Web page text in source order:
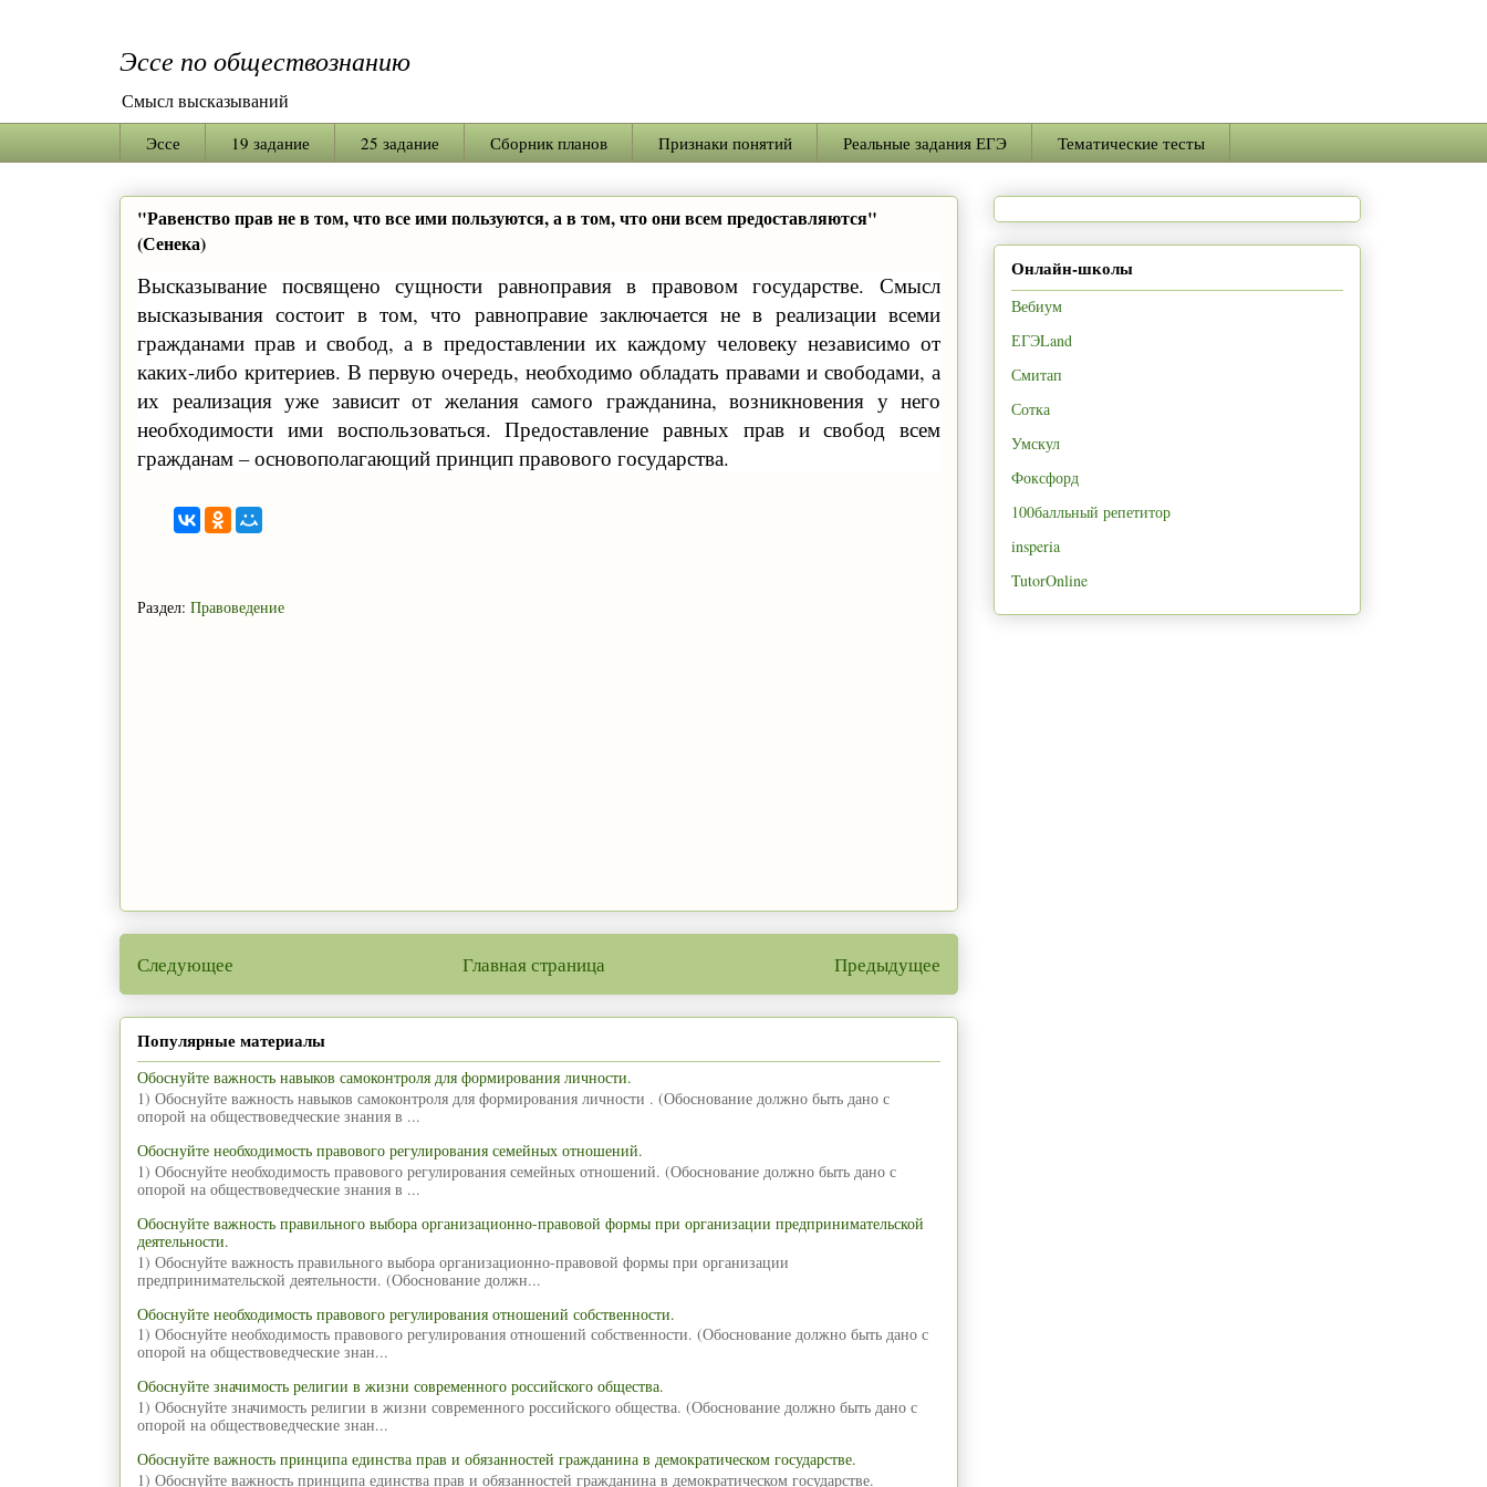
Эссе по обществознанию
Смысл высказываний
Эссе 19 задание 25 задание Сборник планов Признаки понятий Реальные задания ЕГЭ Тематические тесты
"Равенство прав не в том, что все ими пользуются, а в том, что они всем предоставляются"
(Сенека)
Высказывание посвящено сущности равноправия в правовом государстве. Смысл
высказывания состоит в том, что равноправие заключается не в реализации всеми
гражданами прав и свобод, а в предоставлении их каждому человеку независимо от
каких-либо критериев. В первую очередь, необходимо обладать правами и свободами, а
их реализация уже зависит от желания самого гражданина, возникновения у него
необходимости ими воспользоваться. Предоставление равных прав и свобод всем
гражданам – основополагающий принцип правового государства.
Раздел: Правоведение
Следующее Предыдущее
Главная страница
Популярные материалы
Обоснуйте важность навыков самоконтроля для формирования личности.
1) Обоснуйте важность навыков самоконтроля для формирования личности . (Обоснование должно быть дано с
опорой на обществоведческие знания в ...
Обоснуйте необходимость правового регулирования семейных отношений.
1) Обоснуйте необходимость правового регулирования семейных отношений. (Обоснование должно быть дано с
опорой на обществоведческие знания в ...
Обоснуйте важность правильного выбора организационно-правовой формы при организации предпринимательской
деятельности.
1) Обоснуйте важность правильного выбора организационно-правовой формы при организации
предпринимательской деятельности. (Обоснование должн...
Обоснуйте необходимость правового регулирования отношений собственности.
1) Обоснуйте необходимость правового регулирования отношений собственности. (Обоснование должно быть дано с
опорой на обществоведческие знан...
Обоснуйте значимость религии в жизни современного российского общества.
1) Обоснуйте значимость религии в жизни современного российского общества. (Обоснование должно быть дано с
опорой на обществоведческие знан...
Обоснуйте важность принципа единства прав и обязанностей гражданина в демократическом государстве.
1) Обоснуйте важность принципа единства прав и обязанностей гражданина в демократическом государстве.
Онлайн-школы
Вебиум
ЕГЭLand
Смитап
Сотка
Умскул
Фоксфорд
100балльный репетитор
insperia
TutorOnline